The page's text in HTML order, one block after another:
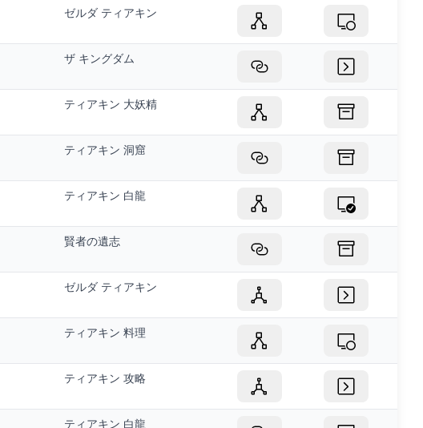
ゼルダ ティアキン
ザ キングダム
ティアキン 大妖精
ティアキン 洞窟
ティアキン 白龍
賢者の遺志
ゼルダ ティアキン
ティアキン 料理
ティアキン 攻略
ティアキン 白龍